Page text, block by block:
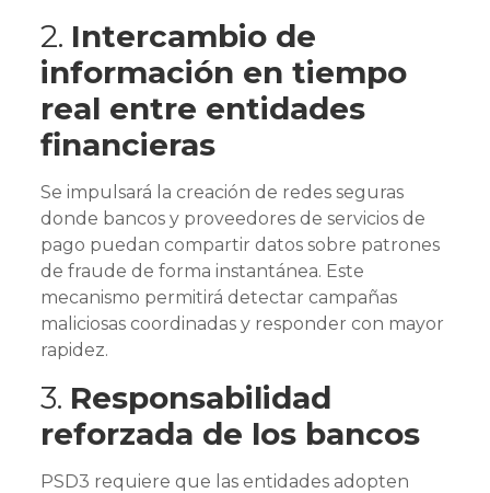
2. Intercambio de
información en tiempo
real entre entidades
financieras
Se impulsará la creación de redes seguras
donde bancos y proveedores de servicios de
pago puedan compartir datos sobre patrones
de fraude de forma instantánea. Este
mecanismo permitirá detectar campañas
maliciosas coordinadas y responder con mayor
rapidez.
3. Responsabilidad
reforzada de los bancos
PSD3 requiere que las entidades adopten